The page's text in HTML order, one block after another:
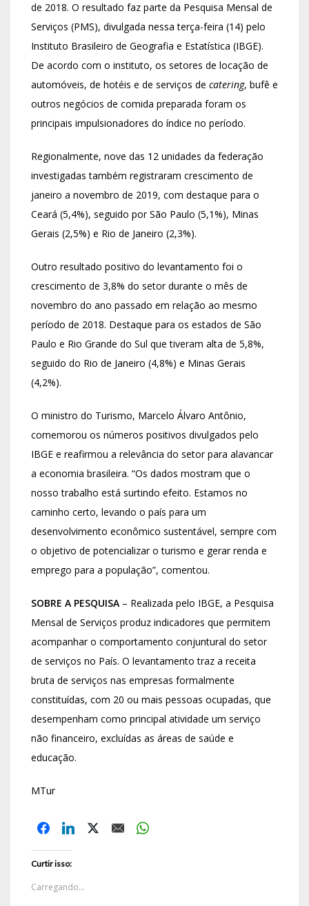
de 2018. O resultado faz parte da Pesquisa Mensal de
Serviços (PMS), divulgada nessa terça-feira (14) pelo
Instituto Brasileiro de Geografia e Estatística (IBGE).
De acordo com o instituto, os setores de locação de
automóveis, de hotéis e de serviços de catering, bufê e
outros negócios de comida preparada foram os
principais impulsionadores do índice no período.
Regionalmente, nove das 12 unidades da federação
investigadas também registraram crescimento de
janeiro a novembro de 2019, com destaque para o
Ceará (5,4%), seguido por São Paulo (5,1%), Minas
Gerais (2,5%) e Rio de Janeiro (2,3%).
Outro resultado positivo do levantamento foi o
crescimento de 3,8% do setor durante o mês de
novembro do ano passado em relação ao mesmo
período de 2018. Destaque para os estados de São
Paulo e Rio Grande do Sul que tiveram alta de 5,8%,
seguido do Rio de Janeiro (4,8%) e Minas Gerais
(4,2%).
O ministro do Turismo, Marcelo Álvaro Antônio,
comemorou os números positivos divulgados pelo
IBGE e reafirmou a relevância do setor para alavancar
a economia brasileira. “Os dados mostram que o
nosso trabalho está surtindo efeito. Estamos no
caminho certo, levando o país para um
desenvolvimento econômico sustentável, sempre com
o objetivo de potencializar o turismo e gerar renda e
emprego para a população”, comentou.
SOBRE A PESQUISA – Realizada pelo IBGE, a Pesquisa
Mensal de Serviços produz indicadores que permitem
acompanhar o comportamento conjuntural do setor
de serviços no País. O levantamento traz a receita
bruta de serviços nas empresas formalmente
constituídas, com 20 ou mais pessoas ocupadas, que
desempenham como principal atividade um serviço
não financeiro, excluídas as áreas de saúde e
educação.
MTur
Curtir isso:
Carregando...